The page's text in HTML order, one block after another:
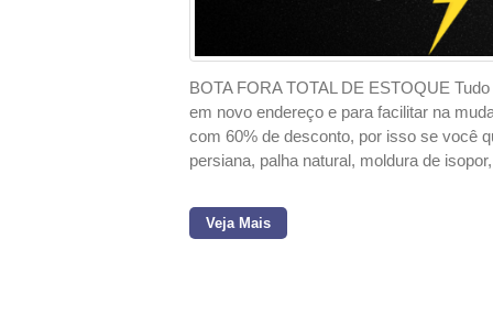
BOTA FORA TOTAL DE ESTOQUE
em novo endereço e para facilitar na
com 60% de desconto, por isso se você
persiana, palha natural, moldura de
Veja Mais